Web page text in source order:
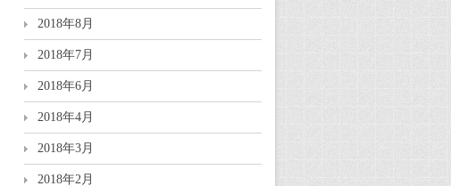
2018年8月
2018年7月
2018年6月
2018年4月
2018年3月
2018年2月